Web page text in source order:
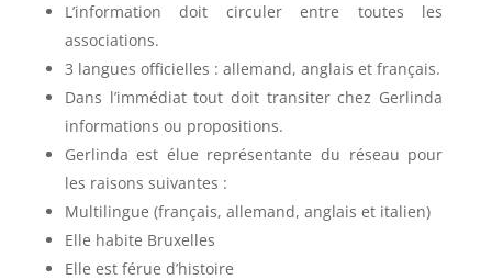
L’information doit circuler entre toutes les
associations.
3 langues officielles : allemand, anglais et français.
Dans l’immédiat tout doit transiter chez Gerlinda
informations ou propositions.
Gerlinda est élue représentante du réseau pour
les raisons suivantes :
Multilingue (français, allemand, anglais et italien)
Elle habite Bruxelles
Elle est férue d’histoire